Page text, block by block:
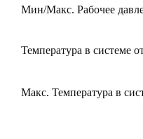
Мин/Макс. Рабочее
Температура в системе
Макс. Температура в